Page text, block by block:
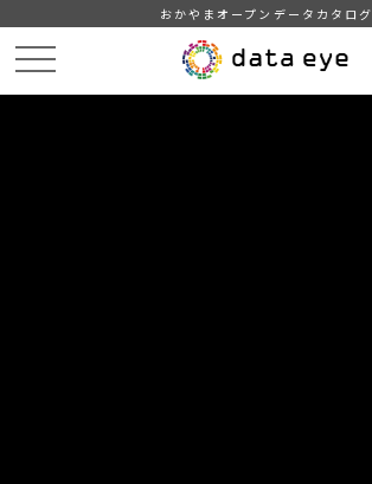
おかやまオープンデータカタログ